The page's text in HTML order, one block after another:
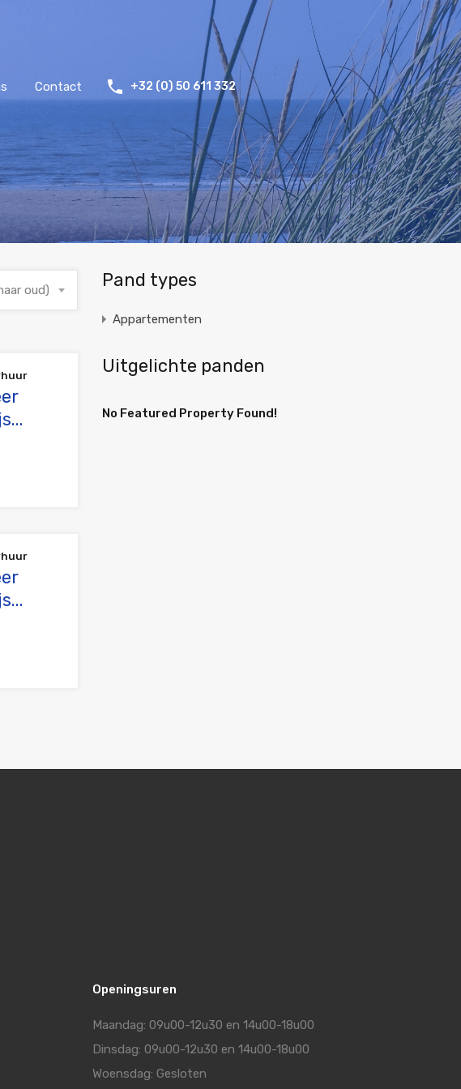
Contact +32 (0) 50 611 332
oud) Pand types
Appartementen
Uitgelichte panden
No Featured Property Found!
Openingsuren
Maandag: 09u00-12u30 en 14u00-18u00
Dinsdag: 09u00-12u30 en 14u00-18u00
Woensdag: Gesloten